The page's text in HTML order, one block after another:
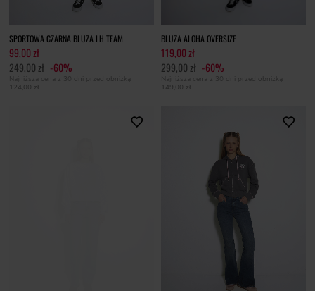
SPORTOWA CZARNA BLUZA LH TEAM
99,00 zł
249,00 zł -60%
Najniższa cena z 30 dni przed obniżką
124,00 zł
BLUZA ALOHA OVERSIZE
119,00 zł
299,00 zł -60%
Najniższa cena z 30 dni przed obniżką
149,00 zł